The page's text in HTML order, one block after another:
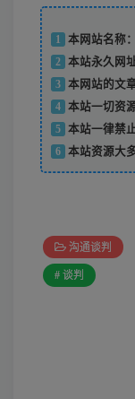
1 本网站名称：
2 本站永久网址
3
本网站的文
4
本站一切资
5
本站一律禁
6
本站资源大
沟通谈判
# 谈判